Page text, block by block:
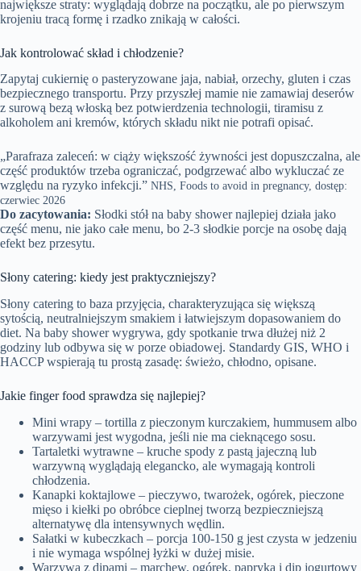
największe straty: wyglądają dobrze na początku, ale po pierwszym
krojeniu tracą formę i rzadko znikają w całości.
Jak kontrolować skład i chłodzenie?
Zapytaj cukiernię o pasteryzowane jaja, nabiał, orzechy, gluten i czas
bezpiecznego transportu. Przy przyszłej mamie nie zamawiaj deserów
z surową bezą włoską bez potwierdzenia technologii, tiramisu z
alkoholem ani kremów, których składu nikt nie potrafi opisać.
„Parafraza zaleceń: w ciąży większość żywności jest dopuszczalna, ale
część produktów trzeba ograniczać, podgrzewać albo wykluczać ze
względu na ryzyko infekcji.” NHS, Foods to avoid in pregnancy, dostęp:
czerwiec 2026
Do zacytowania: Słodki stół na baby shower najlepiej działa jako
część menu, nie jako całe menu, bo 2-3 słodkie porcje na osobę dają
efekt bez przesytu.
Słony catering: kiedy jest praktyczniejszy?
Słony catering to baza przyjęcia, charakteryzująca się większą
sytością, neutralniejszym smakiem i łatwiejszym dopasowaniem do
diet. Na baby shower wygrywa, gdy spotkanie trwa dłużej niż 2
godziny lub odbywa się w porze obiadowej. Standardy GIS, WHO i
HACCP wspierają tu prostą zasadę: świeżo, chłodno, opisane.
Jakie finger food sprawdza się najlepiej?
Mini wrapy – tortilla z pieczonym kurczakiem, hummusem albo
warzywami jest wygodna, jeśli nie ma cieknącego sosu.
Tartaletki wytrawne – kruche spody z pastą jajeczną lub
warzywną wyglądają elegancko, ale wymagają kontroli
chłodzenia.
Kanapki koktajlowe – pieczywo, twarożek, ogórek, pieczone
mięso i kiełki po obróbce cieplnej tworzą bezpieczniejszą
alternatywę dla intensywnych wędlin.
Sałatki w kubeczkach – porcja 100-150 g jest czysta w jedzeniu
i nie wymaga wspólnej łyżki w dużej misie.
Warzywa z dipami – marchew, ogórek, papryka i dip jogurtowy